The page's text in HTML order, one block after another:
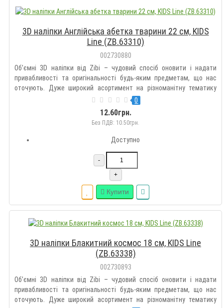
3D наліпки Англійська абетка тварини 22 см, KIDS
Line (ZB.63310)
002730880
Об’ємні 3D наліпки від Zibi – чудовий спосіб оновити і надати
привабливості та оригінальності будь-яким предметам, що нас
оточують. Дуже широкий асортимент на різноманітну тематику
дозволить підібрати такі наклейки кожному на свій смак.
Оздоблюйте гаджети, зошити, блокноти, щоденники, пенали,
0
12.60грн.
Без ПДВ: 10.50грн.
Доступно
-
+
Купити
3D наліпки Блакитний космос 18 см, KIDS Line
(ZB.63338)
002730893
Об’ємні 3D наліпки від Zibi – чудовий спосіб оновити і надати
привабливості та оригінальності будь-яким предметам, що нас
оточують. Дуже широкий асортимент на різноманітну тематику